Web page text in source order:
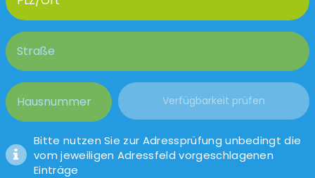
Bitte nutzen Sie zur Adressprüfung unbedingt die
vom jeweiligen Adressfeld vorgeschlagenen
Einträge